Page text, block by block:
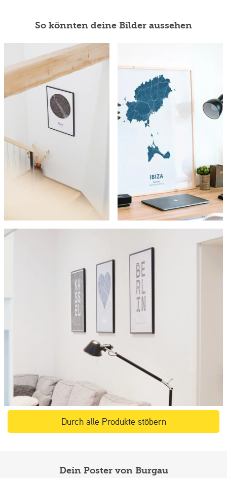
So könnten deine Bilder aussehen
Durch alle Produkte stöbern
Dein Poster von Burgau